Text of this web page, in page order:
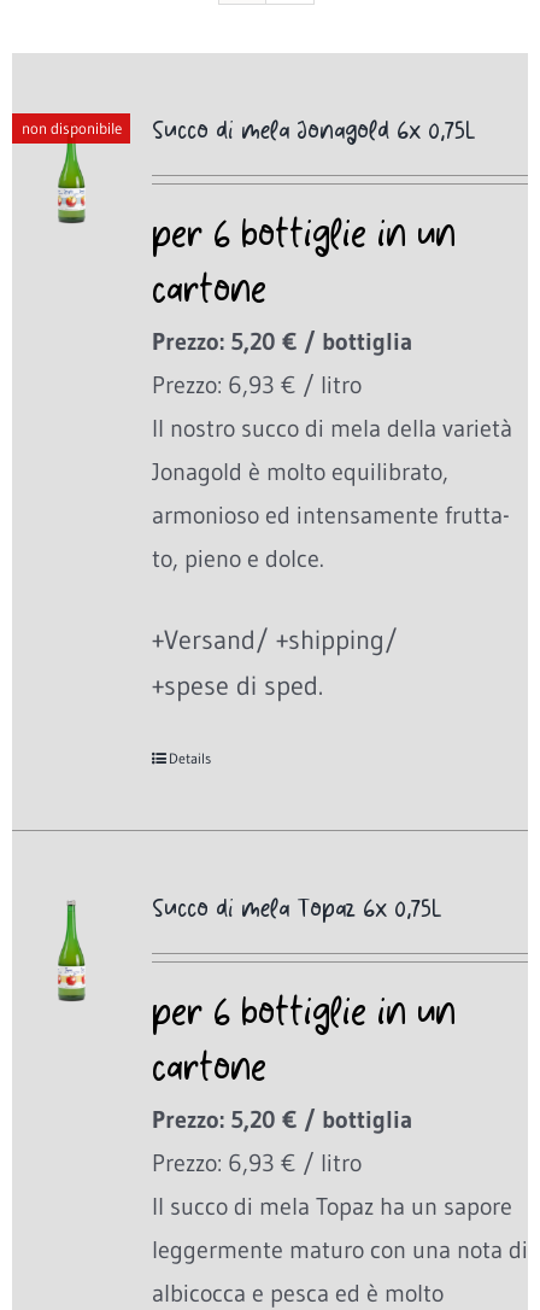
non disponibile Succo di mela Jonagold 6x 0,75L
per 6 bottiglie in un
cartone
Prezzo: 5,20 € / bottiglia
Prezzo: 6,93 € / litro
Il nostro succo di mela della varietà
Jonagold è molto equilibrato,
armonioso ed intensamente frutta-
to, pieno e dolce.
+Versand/ +shipping/
+spese di sped.
Details
Succo di mela Topaz 6x 0,75L
per 6 bottiglie in un
cartone
Prezzo: 5,20 € / bottiglia
Prezzo: 6,93 € / litro
Il succo di mela Topaz ha un sapore
leggermente maturo con una nota di
albicocca e pesca ed è molto